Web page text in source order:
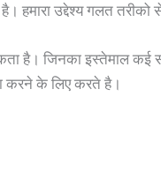
उद्देश्य गलत तरीको
जिनका इस्तेमाल कई
करने के लिए करते है।